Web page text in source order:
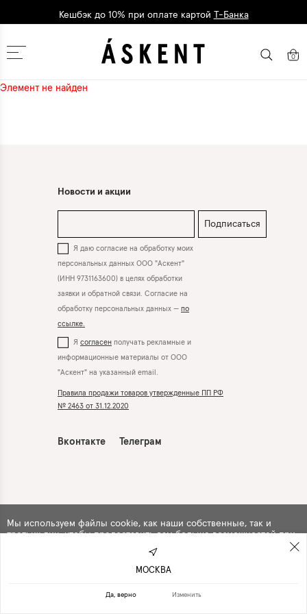
Кешбэк до 10% при оплате картой Т-Банка
Москва 0
Элемент не найден
Новости и акции
Подписаться
Я даю согласие на обработку моих
персональных данных ООО "Аскент"
(ИНН 9731163600) в целях обработки
заявки и обратной связи. Согласие на
обработку персональных данных — по
ссылке.
Я согласен получать рекламные и
информационные материалы от ООО
"Аскент" на указанный email.
Правила продажи товаров утвержденные ПП РФ
№ 2463 от 31.12.2020
Вконтакте Телеграм
Мы используем файлы cookie, как наши собственные, так и
третьих лиц, чтобы предоставить вам больше возможностей при
использовании сайта. Продолжая навигацию по сайту, вы
с их использованием .
МОСКВА
Да, верно Изменить